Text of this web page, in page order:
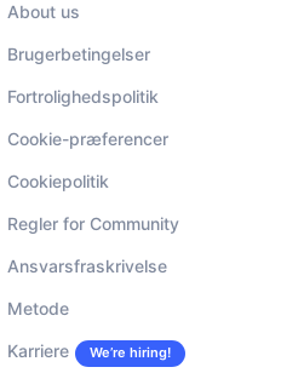
About us
Brugerbetingelser
Fortrolighedspolitik
Cookie-præferencer
Cookiepolitik
Regler for Community
Ansvarsfraskrivelse
Metode
Karriere We’re hiring!